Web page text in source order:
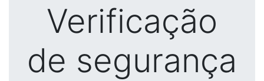
Verificação
de segurança